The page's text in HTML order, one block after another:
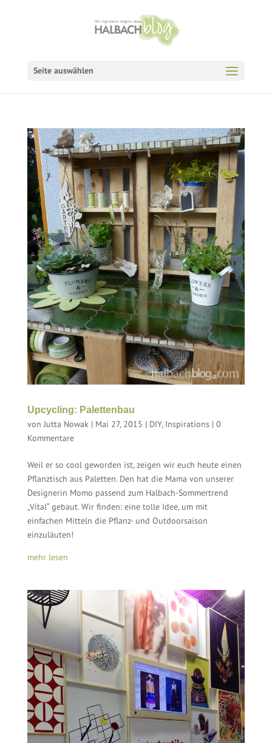
Seite auswählen
Upcycling: Palettenbau
vonJutta Nowak| Mai 27, 2015 | DIY, Inspirations| 0
Kommentare
Weil er so cool geworden ist, zeigen wir euch heute einen
Pflanztisch aus Paletten. Den hat die Mama von unserer
Designerin Momo passend zum Halbach-Sommertrend
„Vital“ gebaut. Wir finden: eine tolle Idee, um mit
einfachen Mitteln die Pflanz- und Outdoorsaison
einzuläuten!
mehr lesen